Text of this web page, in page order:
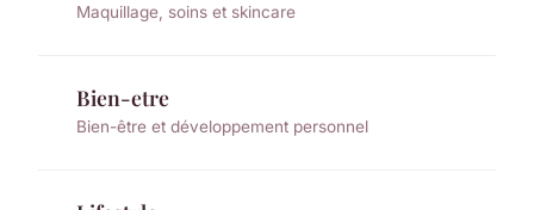
Maquillage, soins et skincare
Bien-etre
Bien-être et développement personnel